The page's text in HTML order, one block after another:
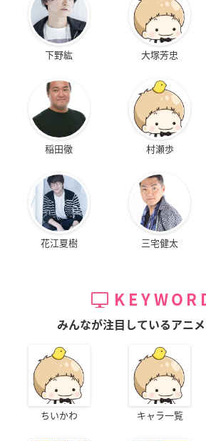
下野紘 大塚芳忠
稲田徹 村瀬歩
花江夏樹 三宅健太
みんなが注目しているアニ
ちいかわ キャラ一覧